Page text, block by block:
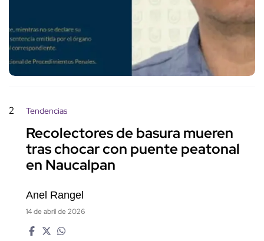
2 Tendencias
Recolectores de basura mueren
tras chocar con puente peatonal
en Naucalpan
Anel Rangel
14 de abril de 2026